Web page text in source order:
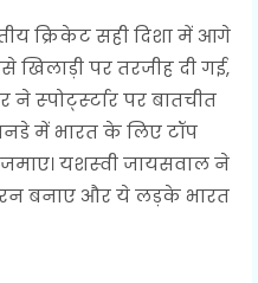
क्रिकेट सही दिशा में आगे
खिलाड़ी पर तरजीह दी गई,
स्‍पोर्ट्स्‍टार पर बातचीत
में भारत के लिए टॉप
यशस्‍वी जायसवाल ने
रन बनाए और ये लड़के भारत